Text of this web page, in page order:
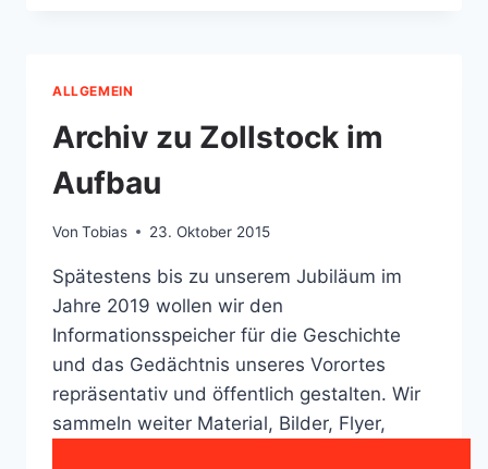
ALLGEMEIN
Archiv zu Zollstock im
Aufbau
Von Tobias 23. Oktober 2015
Spätestens bis zu unserem Jubiläum im
Jahre 2019 wollen wir den
Informationsspeicher für die Geschichte
und das Gedächtnis unseres Vorortes
repräsentativ und öffentlich gestalten. Wir
sammeln weiter Material, Bilder, Flyer,